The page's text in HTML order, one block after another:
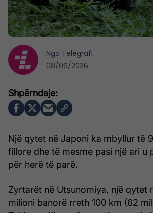
Një qytet në Japoni ka mbyllur të
fillore dhe të mesme pasi një ari u
për herë të parë.
Zyrtarët në Utsunomiya, një qytet
milioni banorë rreth 100 km (62
Nga Telegrafi
08/06/2026